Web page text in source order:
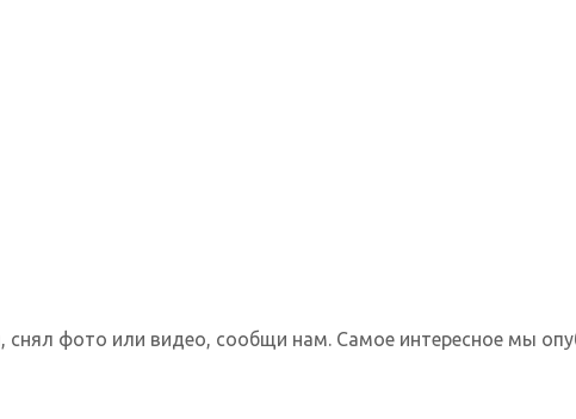
снял фото или видео, сообщи нам. Самое интересное мы